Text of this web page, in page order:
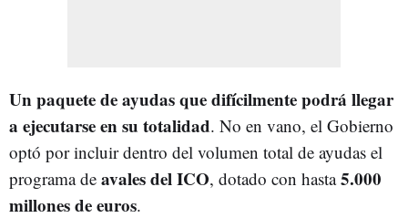
Un paquete de ayudas que difícilmente podrá llegar
a ejecutarse en su totalidad. No en vano, el Gobierno
optó por incluir dentro del volumen total de ayudas el
programa de avales del ICO, dotado con hasta5.000
millones de euros.